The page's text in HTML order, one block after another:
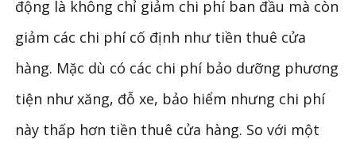
động là không chỉ giảm chi phí ban đầu mà còn
giảm các chi phí cố định như tiền thuê cửa
hàng. Mặc dù có các chi phí bảo dưỡng phương
tiện như xăng, đỗ xe, bảo hiểm nhưng chi phí
này thấp hơn tiền thuê cửa hàng. So với một